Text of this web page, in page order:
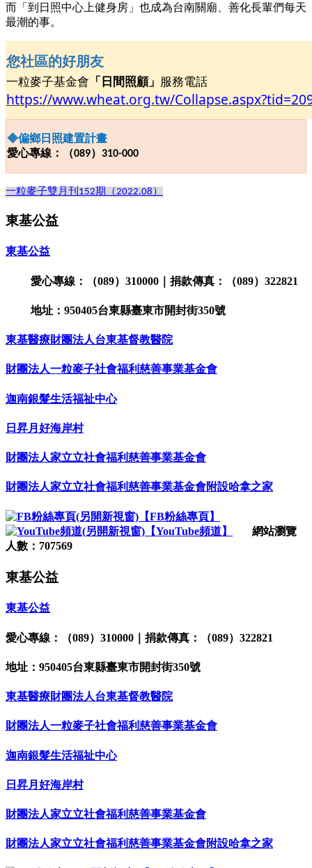
而「到日照中心上健身房」也成為台南關廟、善化長輩們每天
最潮的事。
您社區的好朋友
一粒麥子基金會 「日間照顧」 服務電話
https://www.wheat.org.tw/
◆偏鄉日照建置計畫
愛心專線：（089） 310-000
一粒麥子雙月刊 152期（2022.08 ）
東基公益
東基公益
愛心專線：（089）310000｜捐款傳真：（089）322821
地址：950405台東縣臺東市開封街350號
東基醫療財團法人台東基督教醫院
財團法人一粒麥子社會福利慈善事業基金會
迦南銀髮生活福祉中心
日昇月好海岸村
財團法人家立立社會福利慈善事業基金會
財團法人家立立社會福利慈善事業基金會附設哈拿之家
【FB粉絲專頁】
【YouTube頻道】
網站瀏覽
人數：707569
東基公益
東基公益
愛心專線：（089）310000｜捐款傳真：（089）322821
地址：950405台東縣臺東市開封街350號
東基醫療財團法人台東基督教醫院
財團法人一粒麥子社會福利慈善事業基金會
迦南銀髮生活福祉中心
日昇月好海岸村
財團法人家立立社會福利慈善事業基金會
財團法人家立立社會福利慈善事業基金會附設哈拿之家